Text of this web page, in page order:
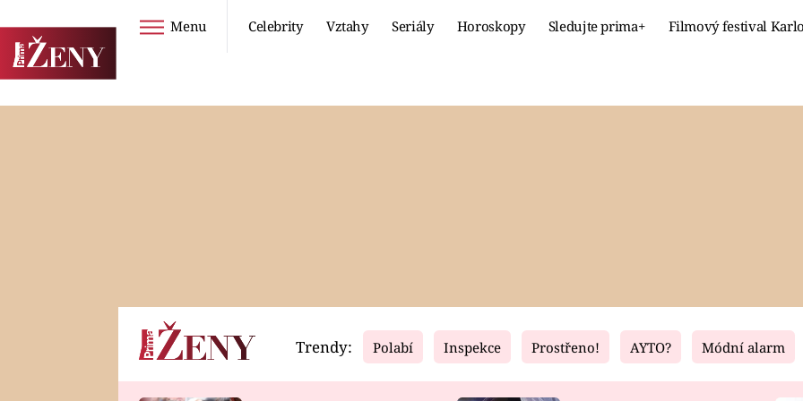
Menu Celebrity Vztahy Seriály Horoskopy Sledujte prima+ Filmový festival
Horoskopy Video Fresh Living
Trendy: Polabí Inspekce Prostřeno! AYTO? Módní alarm